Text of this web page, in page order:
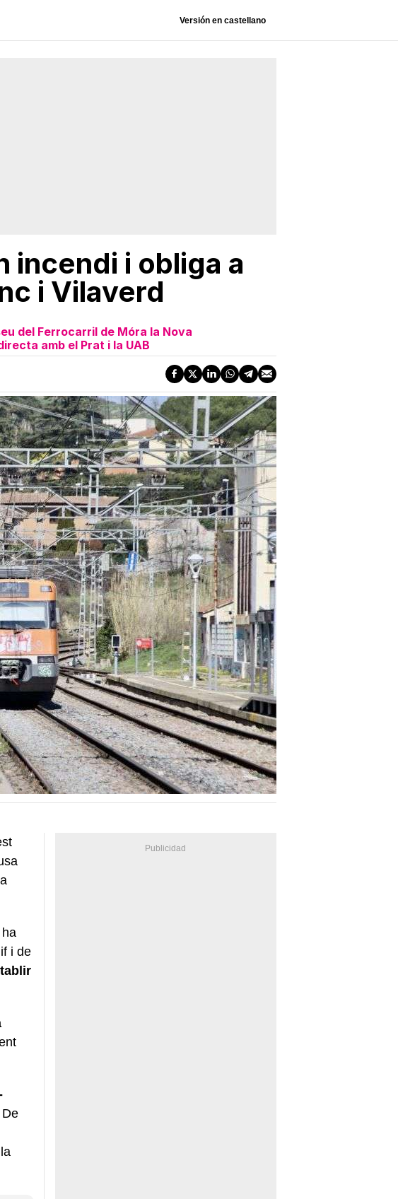
Versión en castellano
incendi i obliga a
i Vilaverd
del Ferrocarril de Móra la Nova
amb el Prat i la UAB
ha
i de